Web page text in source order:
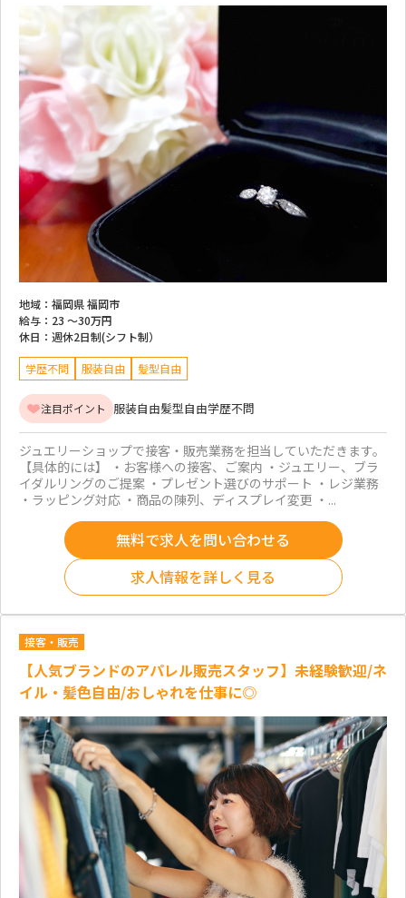
地域： 福岡県 福岡市
給与： 23 ～30万円
休日： 週休2日制(シフト制）
学歴不問 服装自由 髪型自由
注目ポイント 服装自由髪型自由学歴不問
ジュエリーショップで接客・販売業務を担当していただきます。
【具体的には】 ・お客様への接客、ご案内 ・ジュエリー、ブラ
イダルリングのご提案 ・プレゼント選びのサポート ・レジ業務
・ラッピング対応 ・商品の陳列、ディスプレイ変更 ・...
無料で求人を問い合わせる
求人情報を詳しく見る
接客・販売
【人気ブランドのアパレル販売スタッフ】未経験歓迎/ネ
イル・髪色自由/おしゃれを仕事に◎